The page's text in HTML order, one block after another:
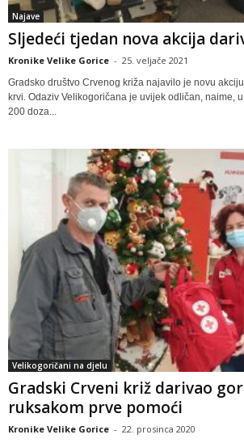
Najave
Sljedeći tjedan nova akcija
Kronike Velike Gorice - 25. veljače 2021
Gradsko društvo Crvenog križa najavilo je novu
krvi. Odaziv Velikogoričana je uvijek odličan, naime,
200 doza...
Velikogoričani na djelu
Gradski Crveni križ darivao
ruksakom prve pomoći
Kronike Velike Gorice - 22. prosinca 2020